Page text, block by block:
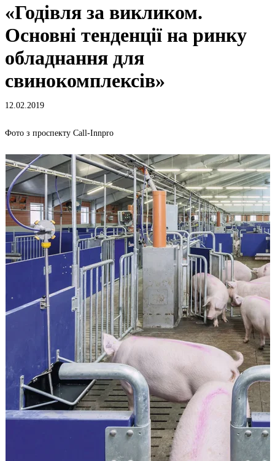
«Годівля за викликом.
Основні тенденції на ринку
обладнання для
свинокомплексів»
12.02.2019
Фото з проспекту Call-Innpro